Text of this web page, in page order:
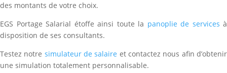
des montants de votre choix.
EGS Portage Salarial étoffe ainsi toute la panoplie de services à
disposition de ses consultants.
Testez notre simulateur de salaire et contactez nous afin d’obtenir
une simulation totalement personnalisable.